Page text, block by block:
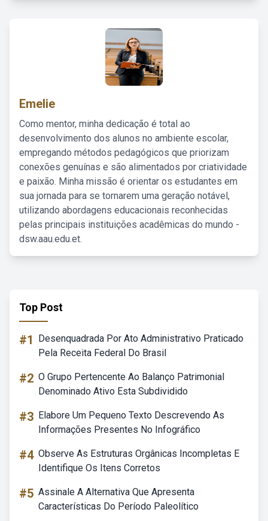
Emelie
Como mentor, minha dedicação é total ao
desenvolvimento dos alunos no ambiente escolar,
empregando métodos pedagógicos que priorizam
conexões genuínas e são alimentados por criatividade
e paixão. Minha missão é orientar os estudantes em
sua jornada para se tornarem uma geração notável,
utilizando abordagens educacionais reconhecidas
pelas principais instituições acadêmicas do mundo -
dsw.aau.edu.et.
Top Post
#1
Desenquadrada Por Ato Administrativo Praticado
Pela Receita Federal Do Brasil
#2 O Grupo Pertencente Ao Balanço Patrimonial
Denominado Ativo Esta Subdividido
#3 Elabore Um Pequeno Texto Descrevendo As
Informações Presentes No Infográfico
#4 Observe As Estruturas Orgânicas Incompletas E
Identifique Os Itens Corretos
#5 Assinale A Alternativa Que Apresenta
Características Do Período Paleolítico